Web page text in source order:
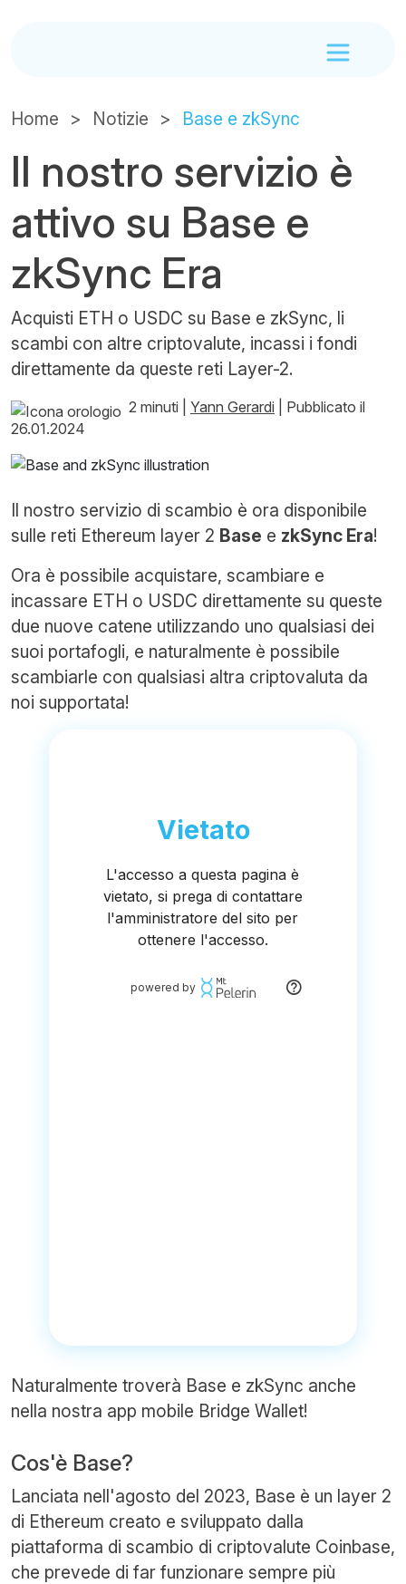
Home Notizie Base e zkSync
Il nostro servizio è
attivo su Base e
zkSync Era
Acquisti ETH o USDC su Base e zkSync, li
scambi con altre criptovalute, incassi i fondi
direttamente da queste reti Layer-2.
2 minuti Yann Gerardi
Pubblicato il
26.01.2024
Il nostro servizio di scambio è ora disponibile
sulle reti Ethereum layer 2 Base e zkSync Era!
Ora è possibile acquistare, scambiare e
incassare ETH o USDC direttamente su queste
due nuove catene utilizzando uno qualsiasi dei
suoi portafogli, e naturalmente è possibile
scambiarle con qualsiasi altra criptovaluta da
noi supportata!
Naturalmente troverà Base e zkSync anche
nella nostra app mobile Bridge Wallet!
Cos'è Base?
Lanciata nell'agosto del 2023, Base è un layer 2
di Ethereum creato e sviluppato dalla
piattaforma di scambio di criptovalute Coinbase,
che prevede di far funzionare sempre più